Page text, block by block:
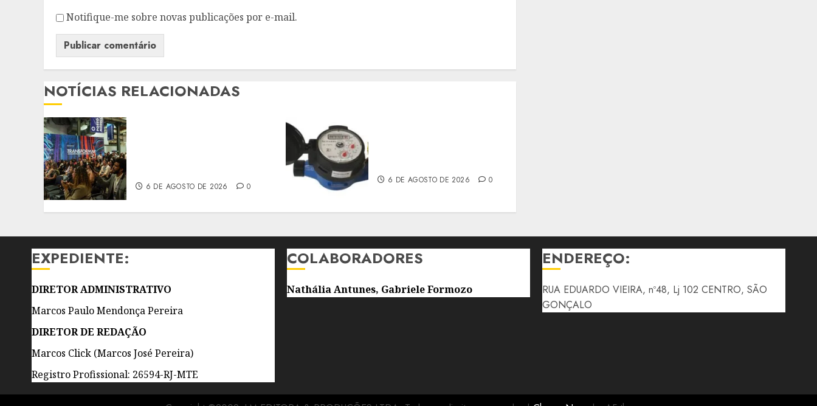
Notifique-me sobre novas publicações por e-mail.
NOTÍCIAS RELACIONADAS
6 DE AGOSTO DE 2026 0
6 DE AGOSTO DE 2026 0
EXPEDIENTE:
DIRETOR ADMINISTRATIVO
Marcos Paulo Mendonça Pereira
DIRETOR DE REDAÇÃO
Marcos Click (Marcos José Pereira)
Registro Profissional: 26594-RJ-MTE
COLABORADORES
Nathália Antunes, Gabriele Formozo
ENDEREÇO:
RUA EDUARDO VIEIRA, nº48, Lj 102 CENTRO, SÃO
GONÇALO